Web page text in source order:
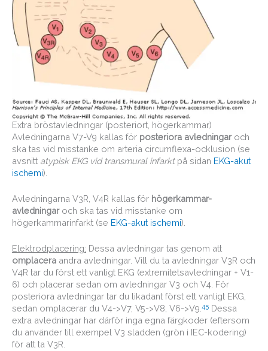
Extra bröstavledningar (posteriort, högerkammar)
Avledningarna V7-V9 kallas för posteriora avledningaroch
ska tas vid misstanke om arteria circumflexa-ocklusion (se
avsnitt atypisk EKG vid transmural infarktpå sidan EKG-akut
ischemi).
Avledningarna V3R, V4R kallas för högerkammar-
avledningaroch ska tas vid misstanke om
högerkammarinfarkt (se EKG-akut ischemi).
Elektrodplacering: Dessa avledningar tas genom att
omplacera andra avledningar. Vill du ta avledningar V3R och
V4R tar du först ett vanligt EKG (extremitetsavledningar + V1-
6) och placerar sedan om avledningar V3 och V4. För
posteriora avledningar tar du likadant först ett vanligt EKG,
sedan omplacerar du V4->V7, V5->V8, V6->V9. 45 Dessa
extra avledningar har därför inga egna färgkoder (eftersom
du använder till exempel V3 sladden (grön i IEC-kodering)
för att ta V3R.